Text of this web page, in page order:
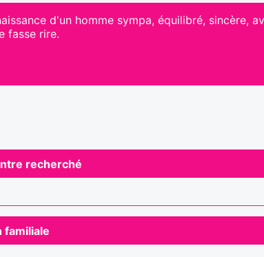
d'un homme sympa, équilibré, sincère,
fasse rire.
recherché
familiale